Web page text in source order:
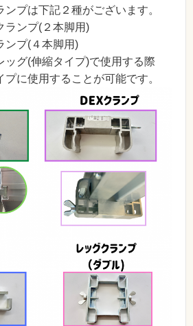
プは下記２種がございます。
ランプ(２本脚用)
ンプ(４本脚用)
グ(伸縮タイプ)で使用する際
に使用することが可能です。